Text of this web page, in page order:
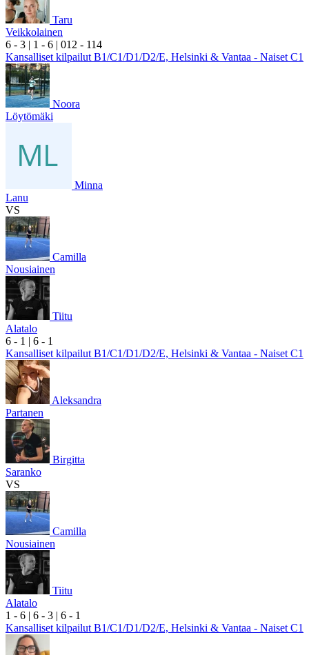
Taru
Veikkolainen
6 - 3 | 1 - 6 | 012 - 114
Kansalliset kilpailut B1/C1/D1/D2/E, Helsinki & Vantaa - Naiset C1
Noora
Löytömäki
Minna
Lanu
VS
Camilla
Nousiainen
Tiitu
Alatalo
6 - 1 | 6 - 1
Kansalliset kilpailut B1/C1/D1/D2/E, Helsinki & Vantaa - Naiset C1
Aleksandra
Partanen
Birgitta
Saranko
VS
Camilla
Nousiainen
Tiitu
Alatalo
1 - 6 | 6 - 3 | 6 - 1
Kansalliset kilpailut B1/C1/D1/D2/E, Helsinki & Vantaa - Naiset C1